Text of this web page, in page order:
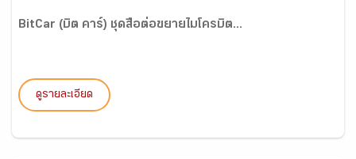
BitCar (บิต คาร์) ชุดสื่อต่อขยายไมโครบิต...
ดูรายละเอียด